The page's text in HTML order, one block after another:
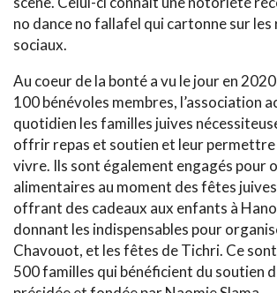
no dance no fallafel qui cartonne sur les
sociaux.
Au coeur de la bonté a vu le jour en
100 bénévoles membres, l’association
quotidien les familles juives
offrir repas et soutien et leur
vivre. Ils sont également engagés pour
alimentaires au moment des fêtes
offrant des cadeaux aux enfants à
donnant les indispensables pour
Chavouot, et les fêtes de Tichri. Ce
500 familles qui bénéficient du soutien